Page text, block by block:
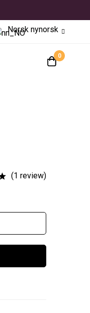
Norsk nynorsk
0
(1 review)